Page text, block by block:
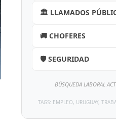
🏛️ LLAMADOS
🚚 CHOFERES
🛡️ SEGURIDAD
BÚSQUEDA LABORAL
TAGS: EMPLEO, URUGUAY,